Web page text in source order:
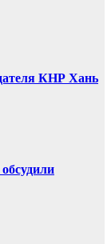
КНР Хань